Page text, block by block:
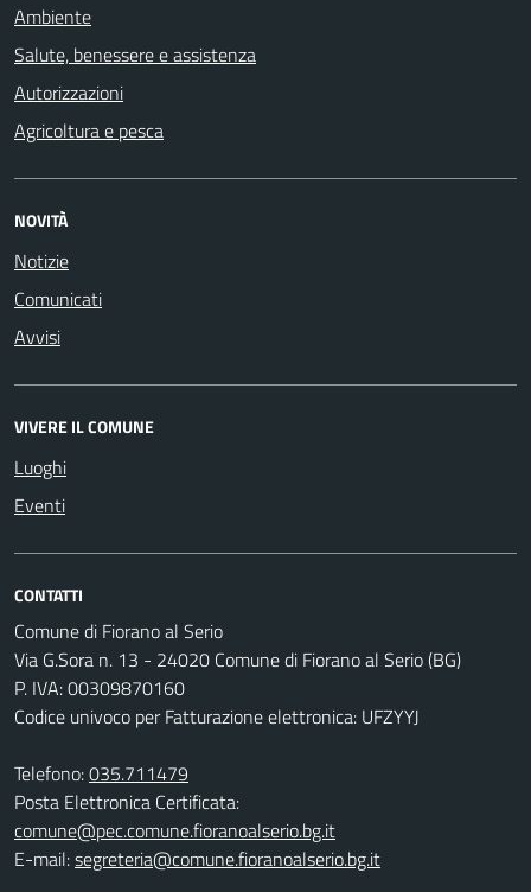
Ambiente
Salute, benessere e assistenza
Autorizzazioni
Agricoltura e pesca
NOVITÀ
Notizie
Comunicati
Avvisi
VIVERE IL COMUNE
Luoghi
Eventi
CONTATTI
Comune di Fiorano al Serio
Via G.Sora n. 13 - 24020 Comune di Fiorano al Serio (BG)
P. IVA: 00309870160
Codice univoco per Fatturazione elettronica: UFZYYJ
Telefono:035.711479
Posta Elettronica Certificata:
comune@pec.comune.fioranoalserio.bg.it
E-mail:segreteria@comune.fioranoalserio.bg.it